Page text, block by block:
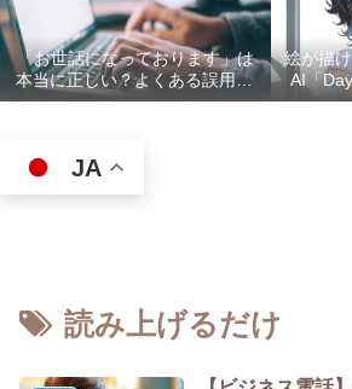
「お世話になっております」は
本当に正しい？よくある誤用10
選
絵が描
AI「
子”キャ
JA
読み上げるだけ